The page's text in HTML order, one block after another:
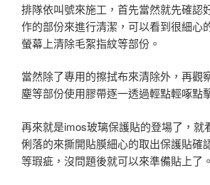
排隊依叫號來施工，首先當然就先確認
作的部份來進行清潔，可以看到很細心
螢幕上清除毛絮指紋等部份。
當然除了專用的擦拭布來清除外，再觀
塵等部份使用膠帶逐一透過輕點輕啄點
再來就是imos玻璃保護貼的登場了，就
俐落的來撕開貼膜細心的取出保護貼確
等瑕疵，沒問題後就可以來準備貼上了。